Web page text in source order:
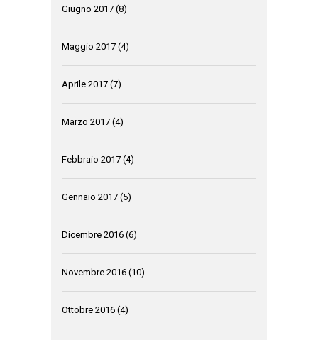
Giugno 2017 (8)
Maggio 2017 (4)
Aprile 2017 (7)
Marzo 2017 (4)
Febbraio 2017 (4)
Gennaio 2017 (5)
Dicembre 2016 (6)
Novembre 2016 (10)
Ottobre 2016 (4)